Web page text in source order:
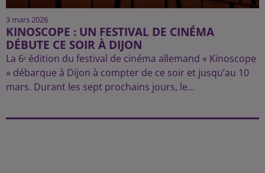
3 mars 2026
KINOSCOPE : UN FESTIVAL DE CINÉMA
DÉBUTE CE SOIR À DIJON
La 6ᵉ édition du festival de cinéma allemand « Kinoscope
» débarque à Dijon à compter de ce soir et jusqu’au 10
mars. Durant les sept prochains jours, le...